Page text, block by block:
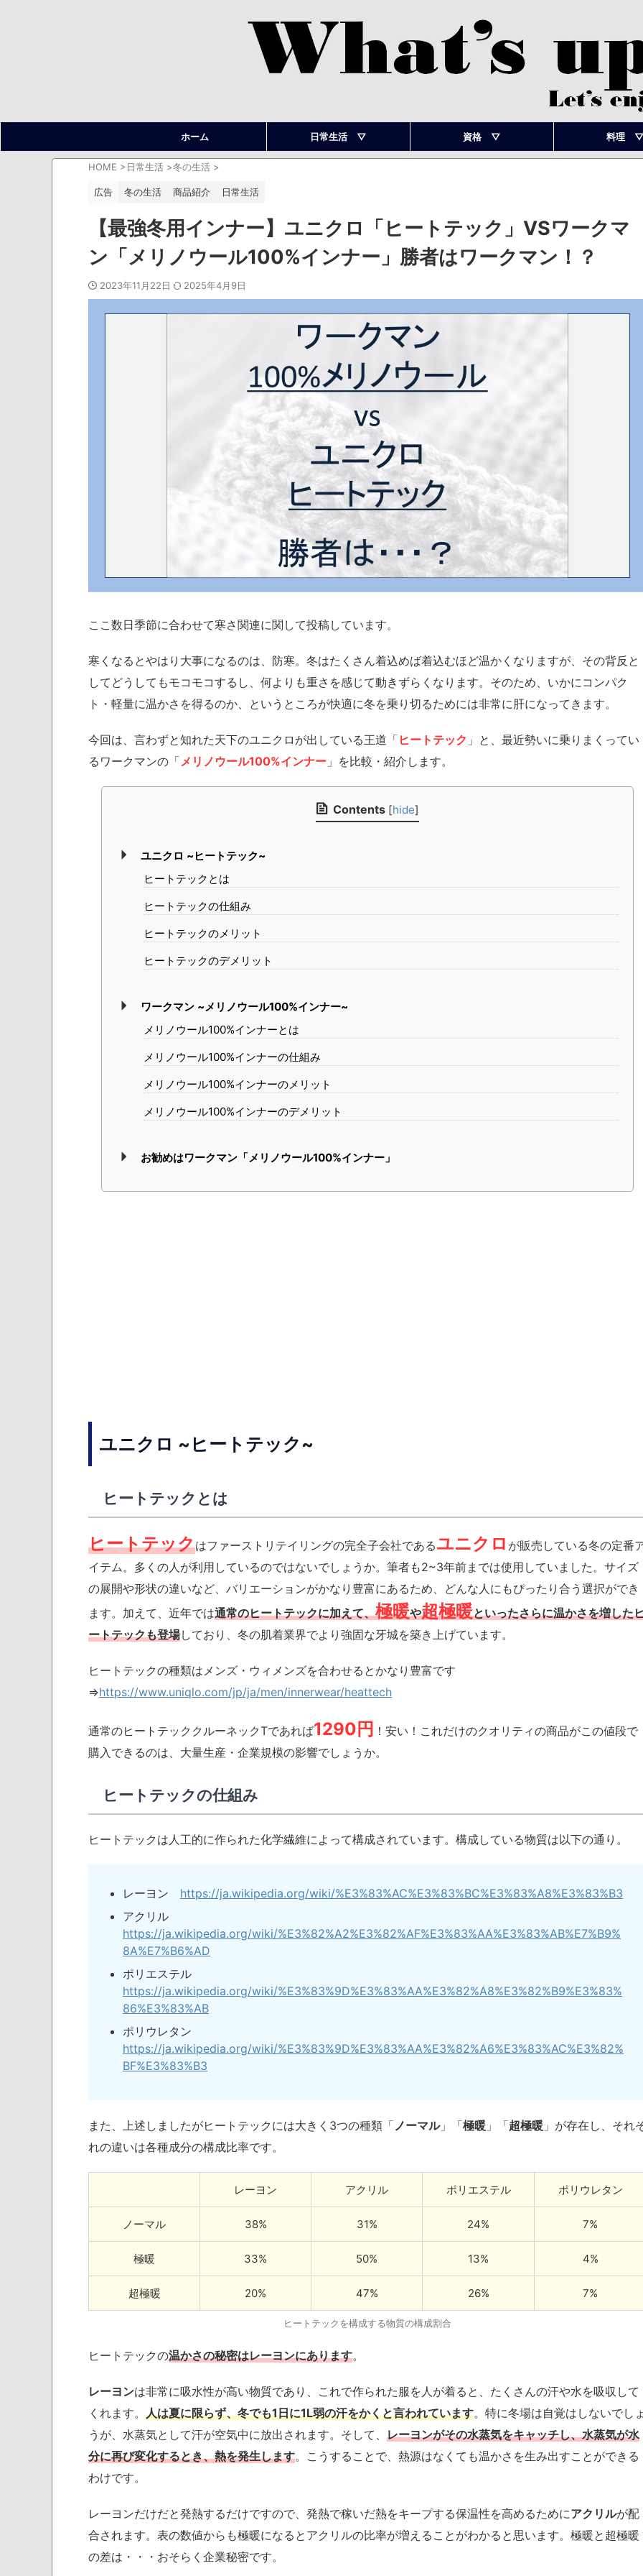
ホーム 日常生活 ▽ 資格 ▽ 料理
HOME >日常生活 >冬の生活 >
広告 冬の生活 商品紹介 日常生活
【最強冬用インナー】ユニクロ「ヒートテック」VSワークマ
ン「メリノウール100%インナー」勝者はワークマン！？
2023年11月22日 2025年4月9日
ここ数日季節に合わせて寒さ関連に関して投稿しています。
寒くなるとやはり大事になるのは、防寒。冬はたくさん着込めば着込むほど温かくなりますが、その背反と
してどうしてもモコモコするし、何よりも重さを感じて動きずらくなります。そのため、いかにコンパク
ト・軽量に温かさを得るのか、というところが快適に冬を乗り切るためには非常に肝になってきます。
今回は、言わずと知れた天下のユニクロが出している王道「 ヒートテック 」と、最近勢いに乗りまくってい
るワークマンの「メリノウール100%インナー 」を比較・紹介します。
Contents [hide]
ユニクロ ~ヒートテック~
ヒートテックとは
ヒートテックの仕組み
ヒートテックのメリット
ヒートテックのデメリット
ワークマン ~メリノウール100%インナー~
メリノウール100%インナーとは
メリノウール100%インナーの仕組み
メリノウール100%インナーのメリット
メリノウール100%インナーのデメリット
お勧めはワークマン「メリノウール100%インナー」
ユニクロ ~ヒートテック~
ヒートテックとは
ヒートテックはファーストリテイリングの完全子会社であるユニクロ が販売している冬の定番
イテム。多くの人が利用しているのではないでしょうか。筆者も2~3年前までは使用していました。サイズ
の展開や形状の違いなど、バリエーションがかなり豊富にあるため、どんな人にもぴったり合う選択ができ
ます。加えて、近年では通常のヒートテックに加えて、極暖や超極暖といったさらに温かさを増した
ートテックも登場しており、冬の肌着業界でより強固な牙城を築き上げています。
ヒートテックの種類はメンズ・ウィメンズを合わせるとかなり豊富です
⇒https://www.uniqlo.com/jp/ja/men/innerwear/heattech
通常のヒートテッククルーネックTであれば1290円 ！安い！これだけのクオリティの商品がこの値段で
購入できるのは、大量生産・企業規模の影響でしょうか。
ヒートテックの仕組み
ヒートテックは人工的に作られた化学繊維によって構成されています。構成している物質は以下の通り。
レーヨン https://ja.wikipedia.org/wiki/%E3%83%AC%E3%83%BC%E3%83%A8%E3%83%B3
アクリル
https://ja.wikipedia.org/wiki/%E3%82%A2%E3%82%AF%E3%83%AA%E3%83%AB%E7%B9%
8A%E7%B6%AD
ポリエステル
https://ja.wikipedia.org/wiki/%E3%83%9D%E3%83%AA%E3%82%A8%E3%82%B9%E3%83%
86%E3%83%AB
ポリウレタン
https://ja.wikipedia.org/wiki/%E3%83%9D%E3%83%AA%E3%82%A6%E3%83%AC%E3%82%
BF%E3%83%B3
また、上述しましたがヒートテックには大きく3つの種類「ノーマル」「極暖 」「超極暖 」が存在し、それ
れの違いは各種成分の構成比率です。
レーヨン アクリル ポリエステル ポリウレタン
ノーマル 38% 31% 24% 7%
極暖 33% 50% 13% 4%
超極暖 20% 47% 26% 7%
ヒートテックを構成する物質の構成割合
ヒートテックの温かさの秘密はレーヨンにあります。
レーヨンは非常に吸水性が高い物質であり、これで作られた服を人が着ると、たくさんの汗や水を吸収して
くれます。 人は夏に限らず、冬でも1日に1L弱の汗をかくと言われています。特に冬場は自覚はしないでし
うが、水蒸気として汗が空気中に放出されます。そして、 レーヨンがその水蒸気をキャッチし、水蒸気が水
分に再び変化するとき、熱を発生します。こうすることで、熱源はなくても温かさを生み出すことができる
わけです。
レーヨンだけだと発熱するだけですので、発熱で稼いだ熱をキープする保温性を高めるためにアクリルが配
合されます。表の数値からも極暖になるとアクリルの比率が増えることがわかると思います。極暖と超極暖
の差は・・・おそらく企業秘密です。